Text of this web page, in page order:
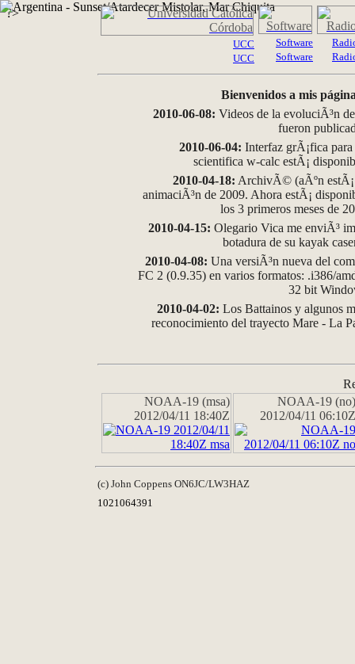
?>
UCC
UCC
Software
Software
Bienvenidos a mis
2010-06-08: Videos de la evoluciÃ³n
fueron
2010-06-04: Interfaz grÃ¡fica
scientifica w-calc estÃ¡
2010-04-18: ArchivÃ© (aÃºn
animaciÃ³n de 2009. Ahora estÃ¡
los 3 primeros meses de
2010-04-15: Olegario Vica me enviÃ³
botadura de su kayak
2010-04-08: Una versiÃ³n nueva del
FC 2 (0.9.35) en varios formatos: .i386/
32 bit
2010-04-02: Los Battainos y algunos
reconocimiento del trayecto Mare - La
NOAA-19 (msa)
2012/04/11 18:40Z
NOAA-19 (no)
2012/04/11 06:10Z
(c) John Coppens ON6JC/LW3HAZ
1021064391